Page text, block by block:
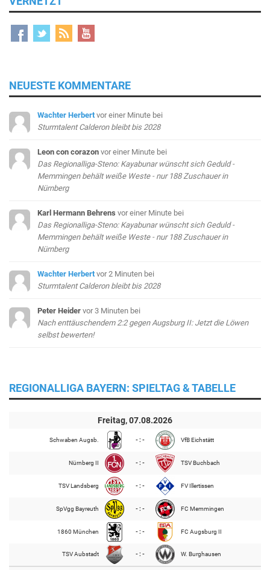
NEUESTE KOMMENTARE
Wachter Herbert vor einer Minute bei
Sturmtalent Calderon bleibt bis 2028
Leon con corazon vor einer Minute bei
Das Regionalliga-Steno: Kayabunar wünscht sich Geduld -
Memmingen behält weiße Weste - nur 188 Zuschauer in
Nürnberg
Karl Hermann Behrens vor einer Minute bei
Das Regionalliga-Steno: Kayabunar wünscht sich Geduld -
Memmingen behält weiße Weste - nur 188 Zuschauer in
Nürnberg
Wachter Herbert vor 2 Minuten bei
Sturmtalent Calderon bleibt bis 2028
Peter Heider vor 3 Minuten bei
Nach enttäuschendem 2:2 gegen Augsburg II: Jetzt die Löwen
selbst bewerten!
REGIONALLIGA BAYERN: SPIELTAG & TABELLE
Freitag, 07.08.2026
Schwaben Augsb. - : - VfB Eichstätt
Nürnberg II - : - TSV Buchbach
TSV Landsberg - : - FV Illertissen
SpVgg Bayreuth - : - FC Memmingen
1860 München - : - FC Augsburg II
TSV Aubstadt - : - W. Burghausen